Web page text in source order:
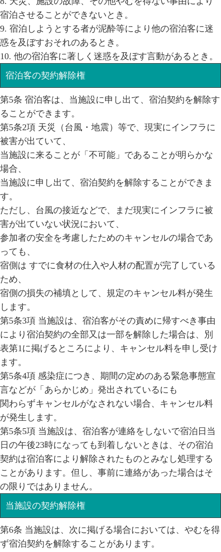
宿泊させることができないとき。
9. 宿泊しようとする者が泥酔等により他の宿泊客に迷
惑を及ぼすおそれのあるとき。
10. 他の宿泊客に著しく迷惑を及ぼす言動があるとき。
宿泊客の契約解除権
第5条 宿泊客は、当施設に申し出て、宿泊契約を解除す
ることができます。
第5条2項 天災（台風・地震）等で、現実にインフラに
被害が出ていて、
当施設に来ることが「不可能」であることが明らかな
場合、
当施設に申し出て、宿泊契約を解除することができま
す。
ただし、台風の接近などで、まだ現実にインフラに被
害が出ていない状況において、
参加者の安全を考慮したためのキャンセルの場合であ
っても、
宿側は すでに食材の仕入や人材の配置が完了している
ため、
宿側の損失の補填として、規定のキャンセル料が発生
します。
第5条3項 当施設は、宿泊客がその責めに帰すべき事由
により宿泊契約の全部又は一部を解除した場合は、別
表第1に掲げるところにより、キャンセル料を申し受け
ます。
第5条4項 感染症につき、期間の定めのある緊急事態宣
言などが「あらかじめ」発出されているにも
関わらずキャンセルがなされない場合、キャンセル料
が発生します。
第5条5項 当施設は、宿泊客が連絡をしないで宿泊日当
日の午後23時になっても到着しないときは、その宿泊
契約は宿泊客により解除されたものとみなし処理する
ことがあります。但し、事前に連絡があった場合はそ
の限りではありません。
当施設の契約解除権
第6条 当施設は、次に掲げる場合においては、やむを得
ず宿泊契約を解除することがあります。